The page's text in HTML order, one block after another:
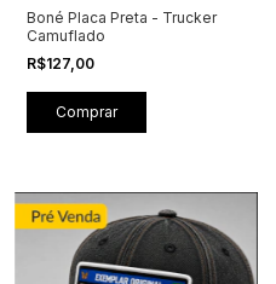
Boné Placa Preta - Trucker
Camuflado
R$127,00